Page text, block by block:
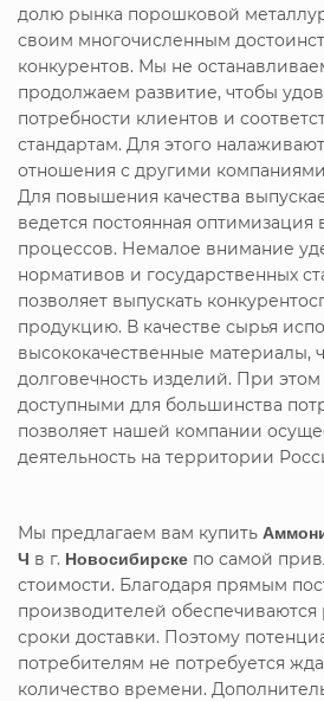
долю рынка порошковой
своим многочисленным
конкурентов. Мы не
продолжаем развитие, чтобы
потребности клиентов и
стандартам. Для этого
отношения с другими
Для повышения качества
ведется постоянная оптимизация
процессов. Немалое внимание
нормативов и государственных
позволяет выпускать
продукцию. В качестве сырья
высококачественные материалы,
долговечность изделий. При
доступными для большинства
позволяет нашей компании
деятельность на территории
Мы предлагаем вам купить
Ч в г. Новосибирске по самой
стоимости. Благодаря прямым
производителей
сроки доставки. Поэтому
потребителям не потребуется
количество времени.